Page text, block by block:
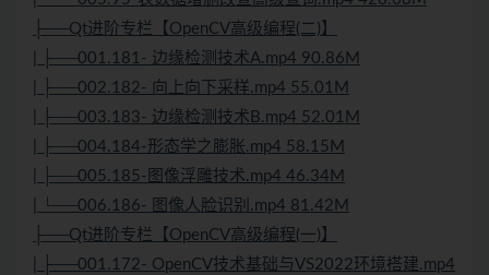
├──Qt进阶专栏【 OpenCV 高级编程(二)】
| ├──001.181- 边缘检测技术A.mp4 90.86M
| ├──002.182- 向上向下采样.mp4 55.01M
| ├──003.183- 边缘检测技术B.mp4 52.01M
| ├──004.184-形态学之膨胀.mp4 58.15M
| ├──005.185-图像浮雕技术.mp4 46.34M
| └──006.186- 图像人脸识别.mp4 81.42M
├──Qt进阶专栏【 OpenCV 高级编程(一)】
| ├──001.172- OpenCV技术基础与VS2022环境搭建.mp4